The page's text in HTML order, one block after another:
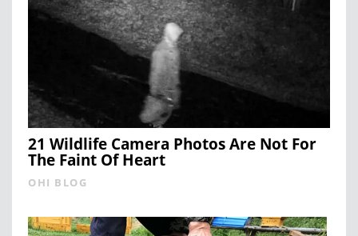
21 Wildlife Camera Photos Are Not For
The Faint Of Heart
OHI BLOG